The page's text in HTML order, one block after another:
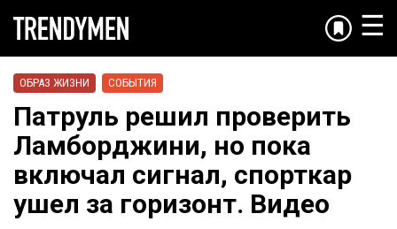
☰
ОБРАЗ ЖИЗНИ СОБЫТИЯ
Патруль решил проверить
Ламборджини, но пока
включал сигнал, спорткар
ушел за горизонт. Видео